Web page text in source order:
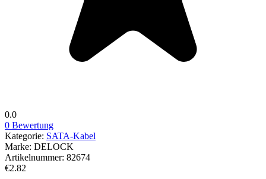
0.0
0 Bewertung
Kategorie: SATA-Kabel
Marke: DELOCK
Artikelnummer: 82674
€2.82